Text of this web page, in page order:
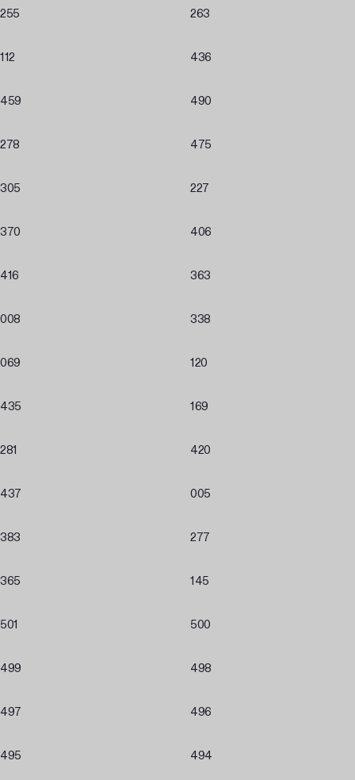
255 263
112 436
459 490
278 475
305 227
370 406
416 363
008 338
069 120
435 169
281 420
437 005
383 277
365 145
501 500
499 498
497 496
495 494